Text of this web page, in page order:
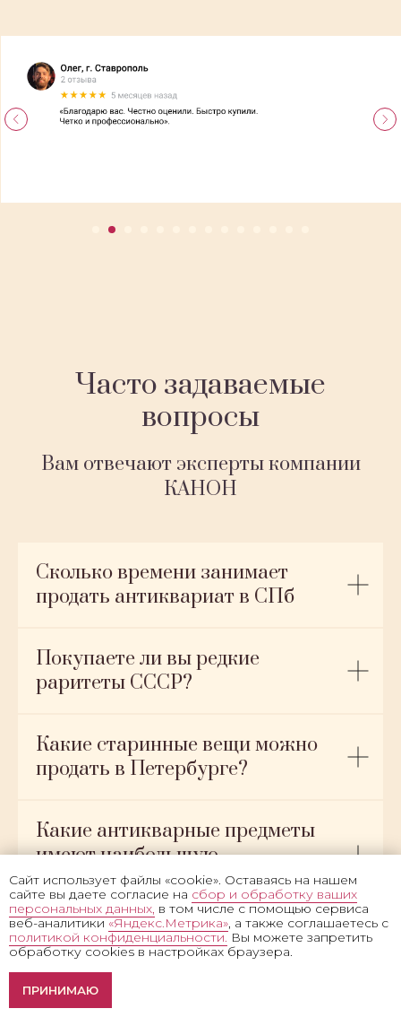
Сайт использует файлы «cookie». Оставаясь на нашем
сайте вы даете согласие на сбор и обработку ваших
персональных данных, в том числе с помощью сервиса
веб-аналитики«Яндекс.Метрика», а также соглашаетесь с
политикой конфиденциальности.Вы можете запретить
обработку cookies в настройках браузера.
ПРИНИМАЮ
Часто задаваемые
вопросы
Вам отвечают эксперты компании
КАНОН
Сколько времени занимает
продать антиквариат в СПб
Покупаете ли вы редкие
раритеты СССР?
Какие старинные вещи можно
продать в Петербурге?
Какие антикварные предметы
имеют наибольшую
коллекционную ценность?
Как определить подлинность
предмета антиквариата?